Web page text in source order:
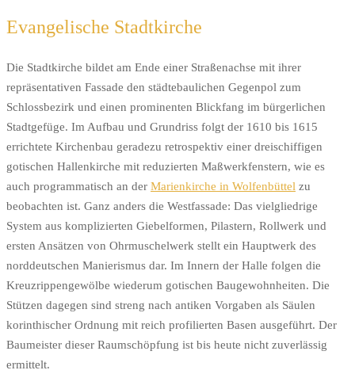
Evangelische Stadtkirche
Die Stadtkirche bildet am Ende einer Straßenachse mit ihrer
repräsentativen Fassade den städtebaulichen Gegenpol zum
Schlossbezirk und einen prominenten Blickfang im bürgerlichen
Stadtgefüge. Im Aufbau und Grundriss folgt der 1610 bis 1615
errichtete Kirchenbau geradezu retrospektiv einer dreischiffigen
gotischen Hallenkirche mit reduzierten Maßwerkfenstern, wie es
auch programmatisch an der Marienkirche in Wolfenbüttel zu
beobachten ist. Ganz anders die Westfassade: Das vielgliedrige
System aus komplizierten Giebelformen, Pilastern, Rollwerk und
ersten Ansätzen von Ohrmuschelwerk stellt ein Hauptwerk des
norddeutschen Manierismus dar. Im Innern der Halle folgen die
Kreuzrippengewölbe wiederum gotischen Baugewohnheiten. Die
Stützen dagegen sind streng nach antiken Vorgaben als Säulen
korinthischer Ordnung mit reich profilierten Basen ausgeführt. Der
Baumeister dieser Raumschöpfung ist bis heute nicht zuverlässig
ermittelt.